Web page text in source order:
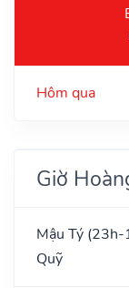
Hôm qua
Giờ
Mậu Tý (23h-
Quỹ